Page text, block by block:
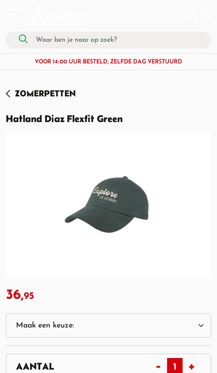
VOOR 14:00 UUR BESTELD, ZELFDE DAG VERSTUURD
ZOMERPETTEN
Hatland Diaz Flexfit Green
36,95